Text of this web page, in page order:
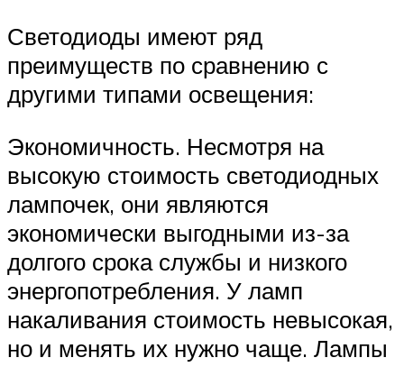
Светодиоды имеют ряд
преимуществ по сравнению с
другими типами освещения:
Экономичность. Несмотря на
высокую стоимость светодиодных
лампочек, они являются
экономически выгодными из-за
долгого срока службы и низкого
энергопотребления. У ламп
накаливания стоимость невысокая,
но и менять их нужно чаще. Лампы